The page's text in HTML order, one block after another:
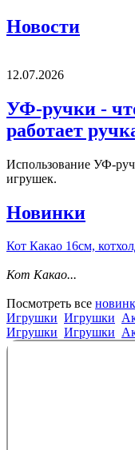
Новости
12.07.2026
УФ-ручки -
работает
Использование УФ-
игрушек.
Новинки
Кот Какао 16см,
Кот Какао...
Посмотреть все
Игрушки Игрушки
Игрушки Игрушки